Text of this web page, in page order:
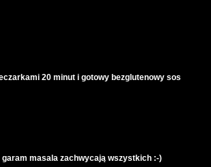
20 minut i gotowy bezglutenowy sos
masala zachwycają wszystkich :-)